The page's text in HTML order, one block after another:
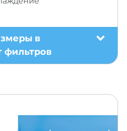
в
фильтров